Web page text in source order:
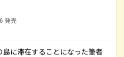
発売
に滞在することになった筆者